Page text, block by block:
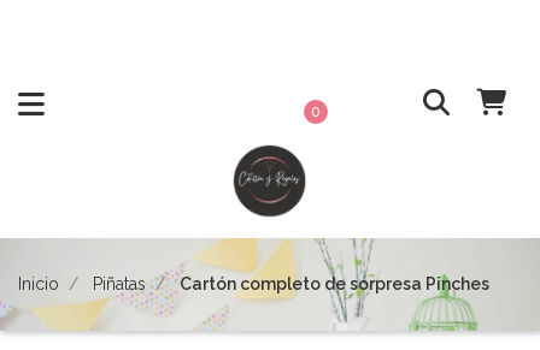
0
Inicio Piñatas Cartón completo de sorpresa Pinches